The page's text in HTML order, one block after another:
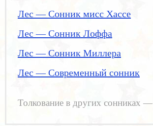
Лес — Сонник мисс Хассе
Лес — Сонник Лоффа
Лес — Сонник Миллера
Лес — Современный сонник
Толкование в других сонниках —